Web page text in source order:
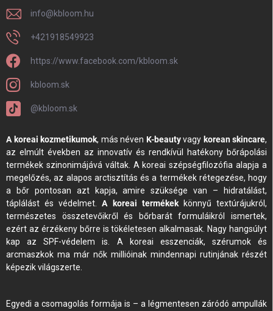
info@kbloom.hu
+421918549923
https://www.facebook.com/kbloom.sk
kbloom.sk
@kbloom.sk
A koreai kozmetikumok, más néven K-beautyvagy korean skincare,
az elmúlt években az innovatív és rendkívül hatékony bőrápolási
termékek szinonimájává váltak. A koreai szépségfilozófia alapja a
megelőzés, az alapos arctisztítás és a termékek rétegezése, hogy
a bőr pontosan azt kapja, amire szüksége van – hidratálást,
táplálást és védelmet.A koreai termékekkönnyű textúrájukról,
természetes összetevőikről és bőrbarát formuláikról ismertek,
ezért az érzékeny bőrre is tökéletesen alkalmasak. Nagy hangsúlyt
kap az SPF-védelem is. A koreai esszenciák, szérumok és
arcmaszkok ma már nők millióinak mindennapi rutinjának részét
képezik világszerte.
Egyedi a csomagolás formája is – a légmentesen záródó ampullák